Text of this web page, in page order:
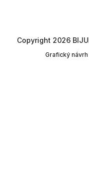
Copyright 2026
Grafický